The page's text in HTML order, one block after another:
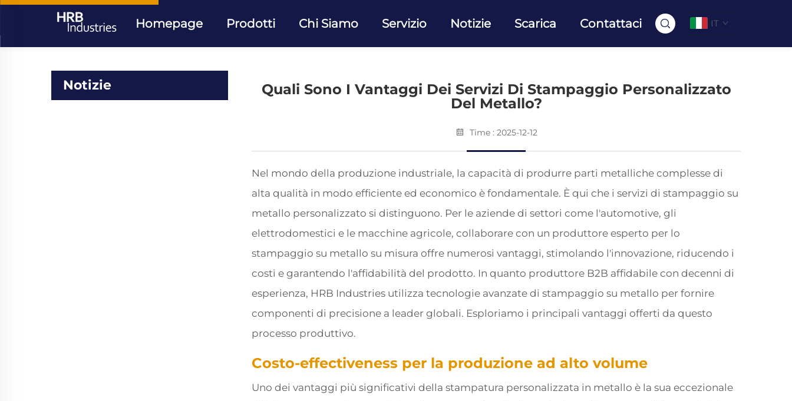
Homepage Prodotti Chi Siamo Servizio Notizie Scarica Contattaci IT
Notizie
Quali Sono I Vantaggi Dei Servizi Di Stampaggio Personalizzato
Del Metallo?
Time : 2025-12-12
Nel mondo della produzione industriale, la capacità di produrre parti metalliche complesse di
alta qualità in modo efficiente ed economico è fondamentale. È qui che i servizi di stampaggio su
metallo personalizzato si distinguono. Per le aziende di settori come l'automotive, gli
elettrodomestici e le macchine agricole, collaborare con un produttore esperto per lo
stampaggio su metallo su misura offre numerosi vantaggi, stimolando l'innovazione, riducendo i
costi e garantendo l'affidabilità del prodotto. In quanto produttore B2B affidabile con decenni di
esperienza, HRB Industries utilizza tecnologie avanzate di stampaggio su metallo per fornire
componenti di precisione a leader globali. Esploriamo i principali vantaggi offerti da questo
processo produttivo.
Costo-effectiveness per la produzione ad alto volume
Uno dei vantaggi più significativi della stampatura personalizzata in metallo è la sua eccezionale